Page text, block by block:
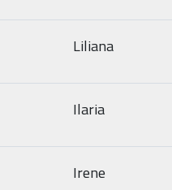
Liliana
Ilaria
Irene